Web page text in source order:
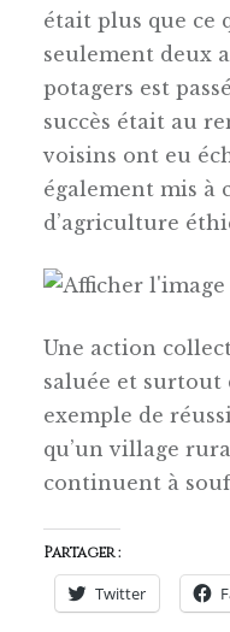
était plus que ce
seulement deux
potagers est
succès était au
voisins ont eu
également mis à
d’agriculture
Une action
saluée et surtout
exemple de
qu’un village
continuent à
Partager :
Twitter